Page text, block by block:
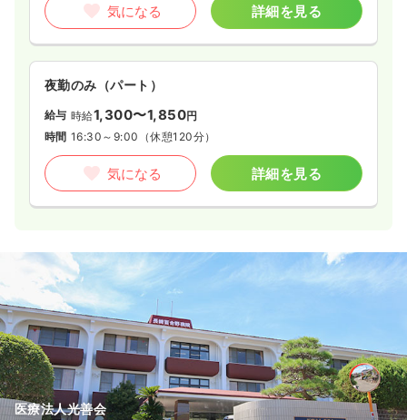
気になる 詳細を見る
夜勤のみ（パート）
給与 時給1,300〜1,850円
時間 16:30～9:00 （休憩120分）
気になる 詳細を見る
医療法人光善会